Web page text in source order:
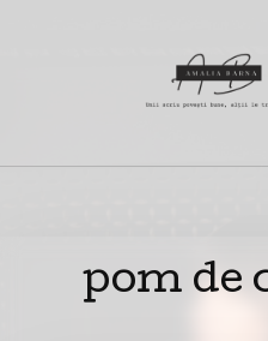
pom de